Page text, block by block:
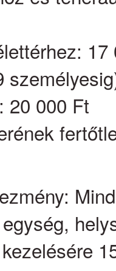
17
20 000 Ft